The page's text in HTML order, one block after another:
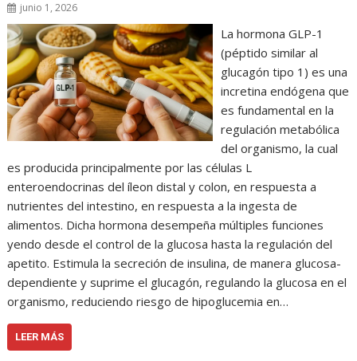
junio 1, 2026
La hormona GLP-1
(péptido similar al
glucagón tipo 1) es una
incretina endógena que
es fundamental en la
regulación metabólica
del organismo, la cual
es producida principalmente por las células L
enteroendocrinas del íleon distal y colon, en respuesta a
nutrientes del intestino, en respuesta a la ingesta de
alimentos. Dicha hormona desempeña múltiples funciones
yendo desde el control de la glucosa hasta la regulación del
apetito. Estimula la secreción de insulina, de manera glucosa-
dependiente y suprime el glucagón, regulando la glucosa en el
organismo, reduciendo riesgo de hipoglucemia en…
LEER MÁS